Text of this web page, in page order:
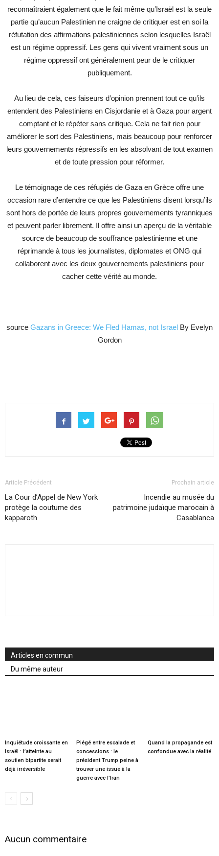
reconnaîtraient également que le fait même qu’Israël est la seule
partie qu’aucun Palestinien ne craigne de critiquer est en soi la
réfutation des affirmations palestiniennes selon lesquelles Israël
est un régime oppressif. Les gens qui vivent vraiment sous un
régime oppressif ont généralement peur de le critiquer
publiquement.
Au lieu de cela, ces faiseurs d’opinion prennent tout ce qu’ils
entendent des Palestiniens en Cisjordanie et à Gaza pour argent
comptant et le répéter sans critique. Cela ne fait rien pour
améliorer le sort des Palestiniens, mais beaucoup pour renforcer
leurs gouvernements répressifs en les absolvant de tout examen
et de toute pression pour réformer.
Le témoignage de ces réfugiés de Gaza en Grèce offre une
occasion rare d’entendre ce que les Palestiniens disent lorsqu’ils
sont hors de portée de leurs propres gouvernements tyranniques
et peuvent parler librement. Il offre ainsi un aperçu de la véritable
source de beaucoup de souffrance palestinienne et une
réprimande à tous les journalistes, diplomates et ONG qui
collaborent avec les deux gouvernements palestiniens pour
cacher cette vérité au monde.
source Gazans in Greece: We Fled Hamas, not Israel By Evelyn
Gordon
Article Précédent
La Cour d’Appel de New York
protège la coutume des
kapparoth
Prochain article
Incendie au musée du
patrimoine judaïque marocain à
Casablanca
Articles en commun
Du même auteur
Inquiétude croissante en
Israël : l’atteinte au
soutien bipartite serait
déjà irréversible
Piégé entre escalade et
concessions : le
président Trump peine à
trouver une issue à la
guerre avec l’Iran
Quand la propagande est
confondue avec la réalité
Aucun commentaire